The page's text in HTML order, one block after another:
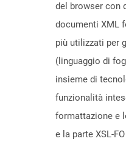
del browser con
documenti XML
più utilizzati per
(linguaggio di
insieme di
funzionalità
formattazione e
e la parte XSL-